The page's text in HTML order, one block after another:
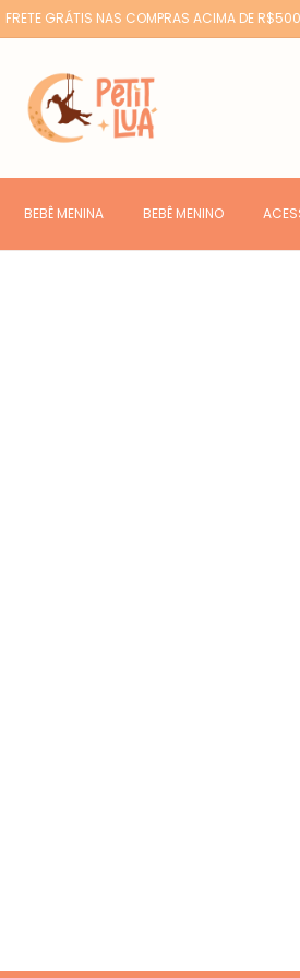
FRETE GRÁTIS NAS COMPRAS ACIMA DE R$500
BEBÊ MENINA BEBÊ MENINO